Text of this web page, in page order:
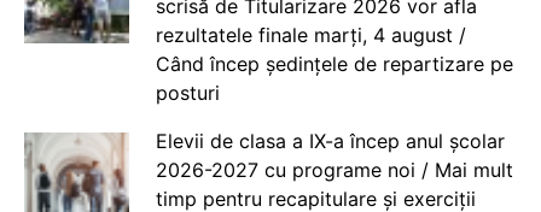
scrisă de Titularizare 2026 vor afla
rezultatele finale marți, 4 august /
Când încep ședințele de repartizare pe
posturi
Elevii de clasa a IX-a încep anul școlar
2026-2027 cu programe noi / Mai mult
timp pentru recapitulare și exerciții